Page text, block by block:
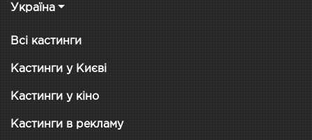
Україна
Всі кастинги
Кастинги у Києві
Кастинги у кіно
Кастинги в рекламу